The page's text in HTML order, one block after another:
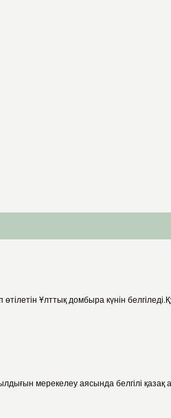
Ұлттық домбыра күнін
мерекелеу аясында белгілі